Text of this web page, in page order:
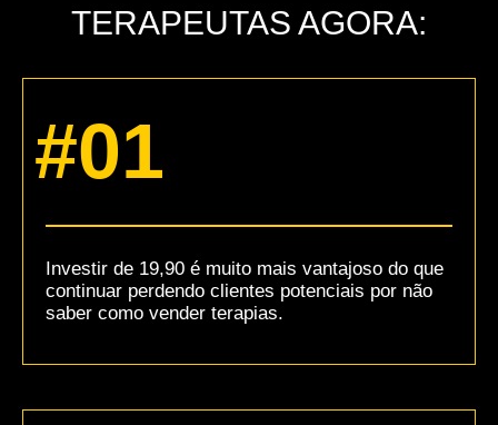
TERAPEUTAS AGORA:
#01
Investir de 19,90 é muito mais vantajoso do que
continuar perdendo clientes potenciais por não
saber como vender terapias.